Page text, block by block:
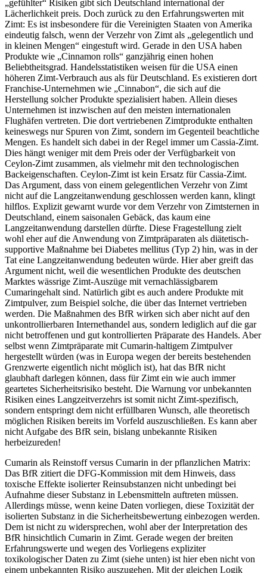
„gefühlter“ Risiken gibt sich Deutschland international der
Lächerlichkeit preis. Doch zurück zu den Erfahrungswerten mit
Zimt: Es ist insbesondere für die Vereinigten Staaten von Amerika
eindeutig falsch, wenn der Verzehr von Zimt als „gelegentlich und
in kleinen Mengen“ eingestuft wird. Gerade in den USA haben
Produkte wie „Cinnamon rolls“ ganzjährig einen hohen
Beliebtheitsgrad. Handelsstatistiken weisen für die USA einen
höheren Zimt-Verbrauch aus als für Deutschland. Es existieren dort
Franchise-Unternehmen wie „Cinnabon“, die sich auf die
Herstellung solcher Produkte spezialisiert haben. Allein dieses
Unternehmen ist inzwischen auf den meisten internationalen
Flughäfen vertreten. Die dort vertriebenen Zimtprodukte enthalten
keineswegs nur Spuren von Zimt, sondern im Gegenteil beachtliche
Mengen. Es handelt sich dabei in der Regel immer um Cassia-Zimt.
Dies hängt weniger mit dem Preis oder der Verfügbarkeit von
Ceylon-Zimt zusammen, als vielmehr mit den technologischen
Backeigenschaften. Ceylon-Zimt ist kein Ersatz für Cassia-Zimt.
Das Argument, dass von einem gelegentlichen Verzehr von Zimt
nicht auf die Langzeitanwendung geschlossen werden kann, klingt
hilflos. Explizit gewarnt wurde vor dem Verzehr von Zimtsternen in
Deutschland, einem saisonalen Gebäck, das kaum eine
Langzeitanwendung darstellen dürfte. Diese Fragestellung zielt
wohl eher auf die Anwendung von Zimtpräparaten als diätetisch-
supportive Maßnahme bei Diabetes mellitus (Typ 2) hin, was in der
Tat eine Langzeitanwendung bedeuten würde. Hier aber greift das
Argument nicht, weil die wesentlichen Produkte des deutschen
Marktes wässrige Zimt-Auszüge mit vernachlässigbarem
Cumaringehalt sind. Natürlich gibt es auch andere Produkte mit
Zimtpulver, zum Beispiel solche, die über das Internet vertrieben
werden. Die Maßnahmen des BfR wirken sich aber nicht auf den
unkontrollierbaren Internethandel aus, sondern lediglich auf die gar
nicht betroffenen und gut kontrollierten Präparate des Handels. Aber
selbst wenn Zimtpräparate mit Cumarin-haltigem Zimtpulver
hergestellt würden (was in Europa wegen der bereits bestehenden
Grenzwerte eigentlich nicht möglich ist), hat das BfR nicht
glaubhaft darlegen können, dass für Zimt ein wie auch immer
geartetes Sicherheitsrisiko besteht. Die Warnung vor unbekannten
Risiken eines Langzeitverzehrs ist somit nicht Zimt-spezifisch,
sondern entspringt dem nicht erfüllbaren Wunsch, alle theoretisch
möglichen Risiken bereits im Vorfeld auszuschließen. Es kann aber
nicht Aufgabe des BfR sein, bislang unbekannte Risiken
herbeizureden!
Cumarin als Reinstoff versus Cumarin in der pflanzlichen Matrix:
Das BfR zitiert die DFG-Kommission mit dem Hinweis, dass
toxische Effekte isolierter Reinsubstanzen nicht unbedingt bei
Aufnahme dieser Substanz in Lebensmitteln auftreten müssen.
Allerdings müsse, wenn keine Daten vorliegen, diese Toxizität der
isolierten Substanz in die Sicherheitsbewertung einbezogen werden.
Dem ist nicht zu widersprechen, wohl aber der Interpretation des
BfR hinsichtlich Cumarin in Zimt. Gerade wegen der breiten
Erfahrungswerte und wegen des Vorliegens expliziter
toxikologischer Daten zu Zimt (siehe unten) ist hier eben nicht von
einem unbekannten Risiko auszugehen. Mit der gleichen Logik